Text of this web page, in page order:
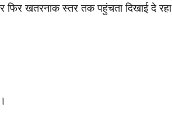
फिर खतरनाक स्तर तक पहुंचता दिखाई दे रहा